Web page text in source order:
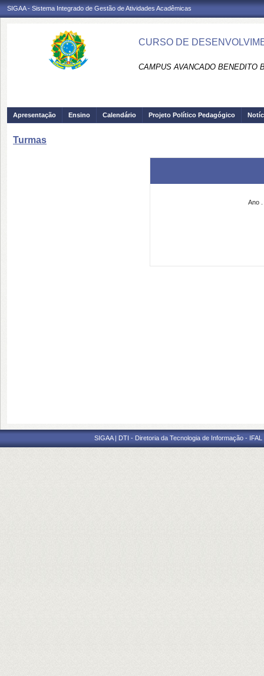
SIGAA - Sistema Integrado de Gestão de Atividades Acadêmicas
CURSO DE
CAMPUS AVANCADO BENEDITO
Apresentação Ensino Calendário Projeto Político Pedagógico
Turmas
Ano
SIGAA | DTI - Diretoria da Tecnologia de Informação -